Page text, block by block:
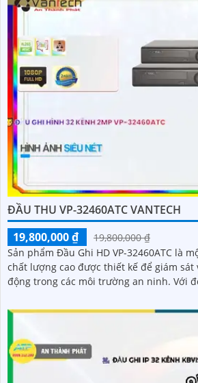
ĐẦU THU VP-32460ATC VANTECH
19,800,000 ₫
19,800,000 ₫
Sản phẩm Đầu Ghi HD VP-32460ATC là
chất lượng cao được thiết kế để giám sát
động trong